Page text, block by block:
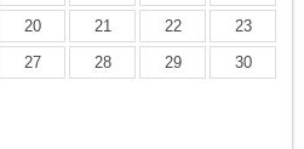
20 21 22
23
27 28 29
30